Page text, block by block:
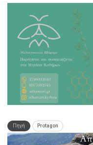
Πηγή Protagon